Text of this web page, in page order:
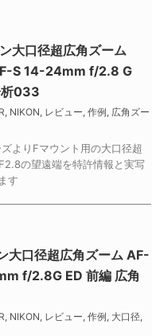
大口径超広角ズーム
S 14-24mm f/2.8 G
析033
NIKON レビュー 作例 広角ズー
よりFマウント用の大口径超
の望遠端を特許情報と実写
す
大口径超広角ズーム AF-
f/2.8G ED 前編 広角
NIKON レビュー 作例 大口径